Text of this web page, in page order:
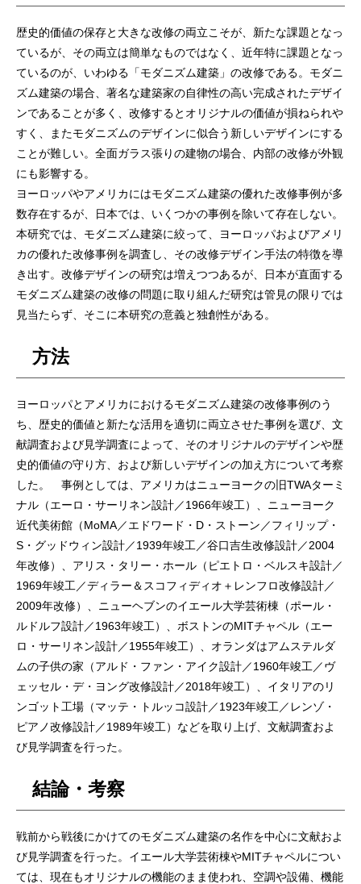
歴史的価値の保存と大きな改修の両立こそが、新たな課題となっ
ているが、その両立は簡単なものではなく、近年特に課題となっ
ているのが、いわゆる「モダニズム建築」の改修である。モダニ
ズム建築の場合、著名な建築家の自律性の高い完成されたデザイ
ンであることが多く、改修するとオリジナルの価値が損ねられや
すく、またモダニズムのデザインに似合う新しいデザインにする
ことが難しい。全面ガラス張りの建物の場合、内部の改修が外観
にも影響する。
ヨーロッパやアメリカにはモダニズム建築の優れた改修事例が多
数存在するが、日本では、いくつかの事例を除いて存在しない。
本研究では、モダニズム建築に絞って、ヨーロッパおよびアメリ
カの優れた改修事例を調査し、その改修デザイン手法の特徴を導
き出す。改修デザインの研究は増えつつあるが、日本が直面する
モダニズム建築の改修の問題に取り組んだ研究は管見の限りでは
見当たらず、そこに本研究の意義と独創性がある。
方法
ヨーロッパとアメリカにおけるモダニズム建築の改修事例のう
ち、歴史的価値と新たな活用を適切に両立させた事例を選び、文
献調査および見学調査によって、そのオリジナルのデザインや歴
史的価値の守り方、および新しいデザインの加え方について考察
した。 事例としては、アメリカはニューヨークの旧TWAターミ
ナル（エーロ・サーリネン設計／1966年竣工）、ニューヨーク
近代美術館（MoMA／エドワード・D・ストーン／フィリップ・
S・グッドウィン設計／1939年竣工／谷口吉生改修設計／2004
年改修）、アリス・タリー・ホール（ピエトロ・ベルスキ設計／
1969年竣工／ディラー＆スコフィディオ＋レンフロ改修設計／
2009年改修）、ニューヘブンのイエール大学芸術棟（ポール・
ルドルフ設計／1963年竣工）、ボストンのMITチャペル（エー
ロ・サーリネン設計／1955年竣工）、オランダはアムステルダ
ムの子供の家（アルド・ファン・アイク設計／1960年竣工／ヴ
ェッセル・デ・ヨング改修設計／2018年竣工）、イタリアのリ
ンゴット工場（マッテ・トルッコ設計／1923年竣工／レンゾ・
ピアノ改修設計／1989年竣工）などを取り上げ、文献調査およ
び見学調査を行った。
結論・考察
戦前から戦後にかけてのモダニズム建築の名作を中心に文献およ
び見学調査を行った。イエール大学芸術棟やMITチャペルについ
ては、現在もオリジナルの機能のまま使われ、空調や設備、機能